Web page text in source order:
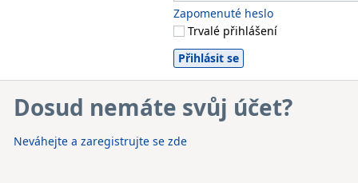
Zapomenuté heslo
Trvalé přihlášení
Dosud nemáte svůj účet?
Neváhejte a zaregistrujte se zde